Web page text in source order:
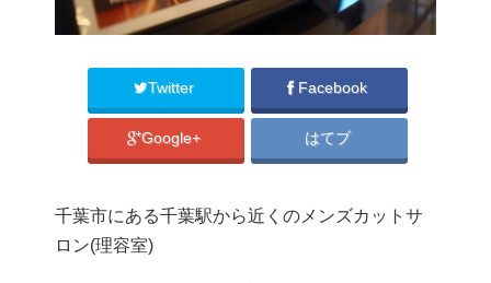
Twitter Facebook
Google+ はてブ
千葉市にある千葉駅から近くのメンズカットサ
ロン(理容室)